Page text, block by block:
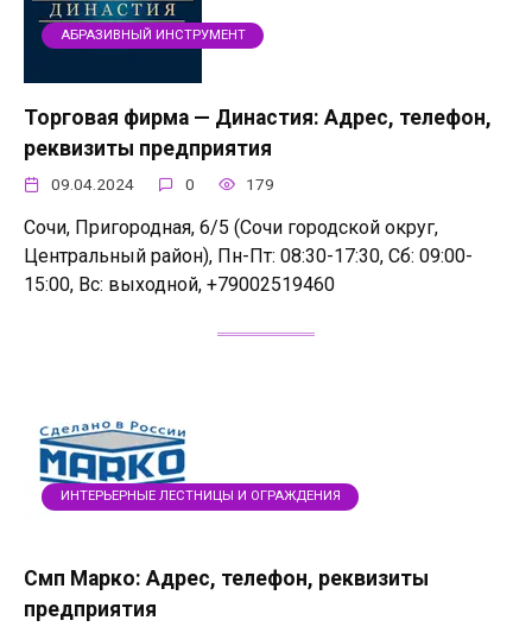
АБРАЗИВНЫЙ ИНСТРУМЕНТ
Торговая фирма — Династия: Адрес, телефон,
реквизиты предприятия
09.04.2024 0 179
Сочи, Пригородная, 6/5 (Сочи городской округ,
Центральный район), Пн-Пт: 08:30-17:30, Сб: 09:00-
15:00, Вс: выходной, +79002519460
ИНТЕРЬЕРНЫЕ ЛЕСТНИЦЫ И ОГРАЖДЕНИЯ
Cмп Марко: Адрес, телефон, реквизиты
предприятия